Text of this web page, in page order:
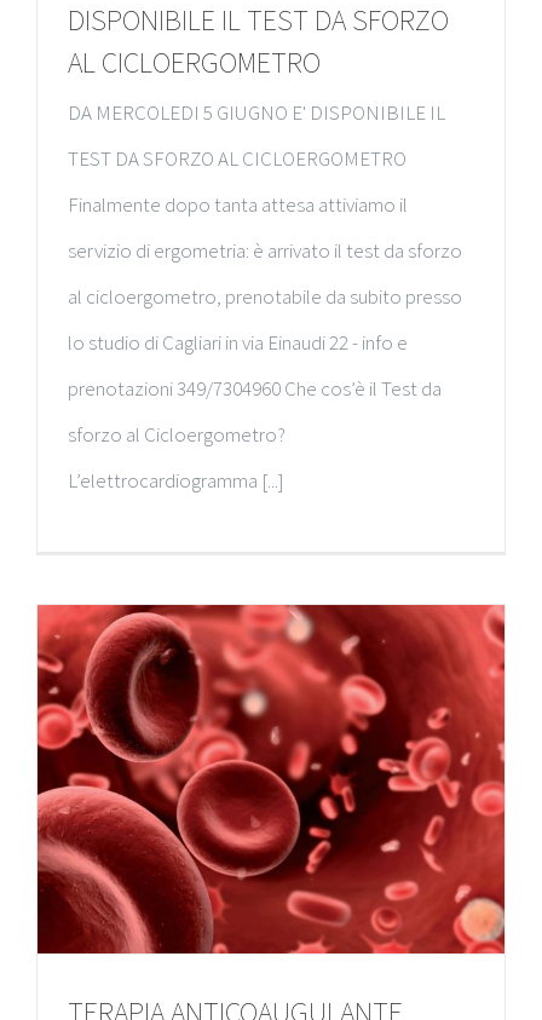
DISPONIBILE IL TEST DA SFORZO
AL CICLOERGOMETRO
DA MERCOLEDI 5 GIUGNO E' DISPONIBILE IL
TEST DA SFORZO AL CICLOERGOMETRO
Finalmente dopo tanta attesa attiviamo il
servizio di ergometria: è arrivato il test da sforzo
al cicloergometro, prenotabile da subito presso
lo studio di Cagliari in via Einaudi 22 - info e
prenotazioni 349/7304960 Che cos’è il Test da
sforzo al Cicloergometro?
L’elettrocardiogramma [...]
TERAPIA ANTICOAUGULANTE